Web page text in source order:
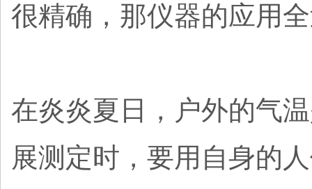
很精确，那仪器的应用
在炎炎夏日，户外的气
展测定时，要用自身的